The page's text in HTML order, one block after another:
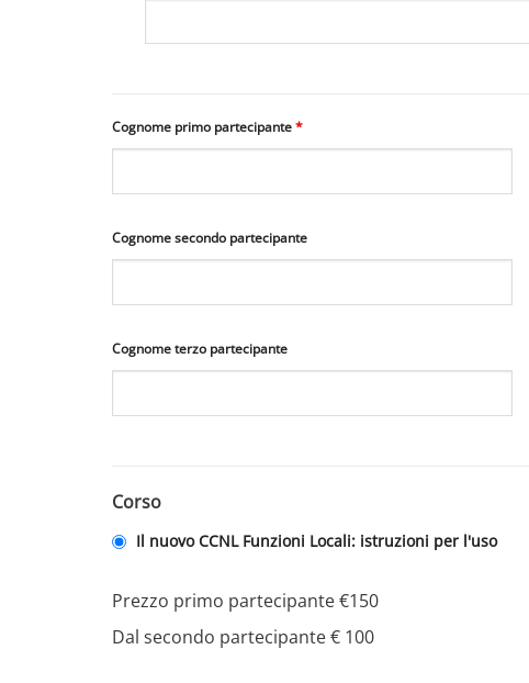
Cognome primo partecipante*
Cognome secondo partecipante
Cognome terzo partecipante
Corso
Il nuovo CCNL Funzioni Locali: istruzioni per l'uso
Prezzo primo partecipante €150
Dal secondo partecipante € 100